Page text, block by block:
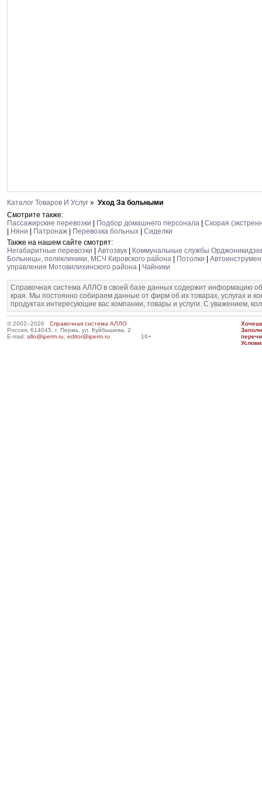
Каталог Товаров И Услуг » Уход За больными
Смотрите также:
Пассажирские перевозки
Подбор домашнего персонала
Скорая
Няни Патронаж Перевозка больных
Сиделки
Также на нашем сайте смотрят:
Негабаритные перевозки
Автозвук
Коммунальные службы
Больницы, поликлиники, МСЧ Кировского района
Потолки
управления Мотовилихинского района
Чайники
Справочная система АЛЛО в своей базе данных содержит информацию
края. Мы постоянно собираем данные от фирм об их товарах, услугах и
продуктах интересующие вас компании, товары и услуги. С уважением,
© 2002–2026 Справочная система АЛЛО
Россия, 614045, г. Пермь, ул. Куйбышева, 2
E-mail: allo@iperm.ru; editor@iperm.ru 16+